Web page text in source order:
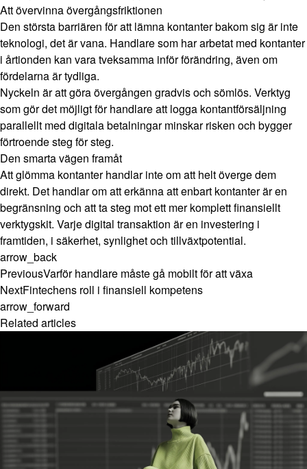
Att övervinna övergångsfriktionen
Den största barriären för att lämna kontanter bakom sig är inte
teknologi, det är vana. Handlare som har arbetat med kontanter
i årtionden kan vara tveksamma inför förändring, även om
fördelarna är tydliga.
Nyckeln är att göra övergången gradvis och sömlös. Verktyg
som gör det möjligt för handlare att logga kontantförsäljning
parallellt med digitala betalningar minskar risken och bygger
förtroende steg för steg.
Den smarta vägen framåt
Att glömma kontanter handlar inte om att helt överge dem
direkt. Det handlar om att erkänna att enbart kontanter är en
begränsning och att ta steg mot ett mer komplett finansiellt
verktygskit. Varje digital transaktion är en investering i
framtiden, i säkerhet, synlighet och tillväxtpotential.
arrow_back
PreviousVarför handlare måste gå mobilt för att växa
NextFintechens roll i finansiell kompetens
arrow_forward
Related articles